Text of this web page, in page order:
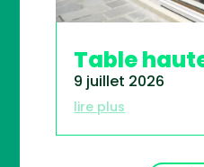
Table
9 juillet 2026
lire plus